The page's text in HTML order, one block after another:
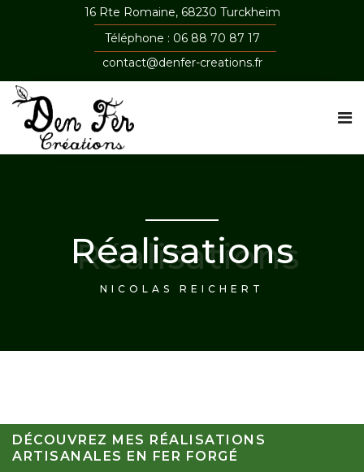
16 Rte Romaine, 68230 Turckheim
Téléphone : 06 88 70 87 17
contact@denfer-creations.fr
Réalisations
NICOLAS REICHERT
DÉCOUVREZ MES RÉALISATIONS
ARTISANALES EN FER FORGÉ